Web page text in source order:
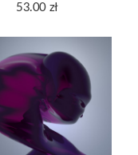
53.00 zł